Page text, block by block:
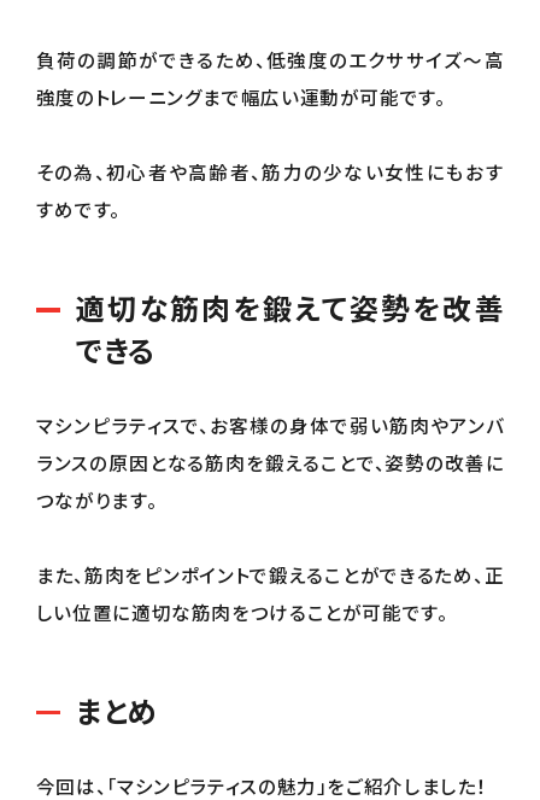
負荷の調節ができるため、低強度のエクササイズ〜高
強度のトレーニングまで幅広い運動が可能です。
その為、初心者や高齢者、筋力の少ない女性にもおす
すめです。
適切な筋肉を鍛えて姿勢を改善
できる
マシンピラティスで、お客様の身体で弱い筋肉やアンバ
ランスの原因となる筋肉を鍛えることで、姿勢の改善に
つながります。
また、筋肉をピンポイントで鍛えることができるため、正
しい位置に適切な筋肉をつけることが可能です。
まとめ
今回は、「マシンピラティスの魅力」をご紹介しました！